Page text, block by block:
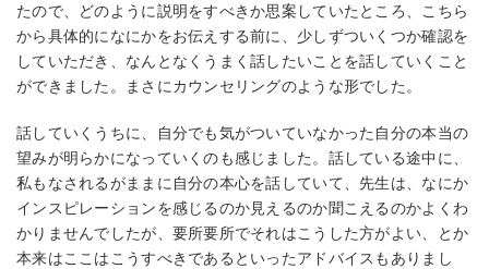
たので、どのように説明をすべきか思案していたところ、こちら
から具体的になにかをお伝えする前に、少しずついくつか確認を
していただき、なんとなくうまく話したいことを話していくこと
ができました。まさにカウンセリングのような形でした。
話していくうちに、自分でも気がついていなかった自分の本当の
望みが明らかになっていくのも感じました。話している途中に、
私もなされるがままに自分の本心を話していて、先生は、なにか
インスピレーションを感じるのか見えるのか聞こえるのかよくわ
かりませんでしたが、要所要所でそれはこうした方がよい、とか
本来はここはこうすべきであるといったアドバイスもありまし